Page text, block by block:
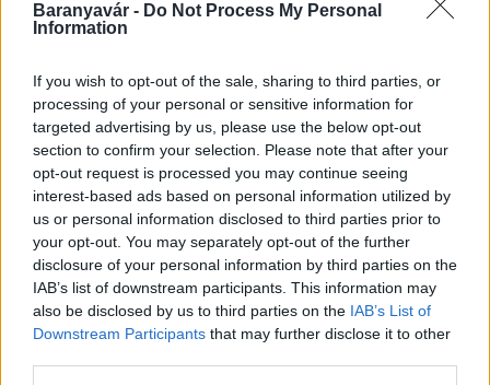
Baranyavár - Do Not Process My Personal
Information
If you wish to opt-out of the sale, sharing to third parties, or
processing of your personal or sensitive information for
targeted advertising by us, please use the below opt-out
section to confirm your selection. Please note that after your
opt-out request is processed you may continue seeing
interest-based ads based on personal information utilized by
us or personal information disclosed to third parties prior to
your opt-out. You may separately opt-out of the further
disclosure of your personal information by third parties on the
IAB’s list of downstream participants. This information may
also be disclosed by us to third parties on the IAB’s List of
Downstream Participants that may further disclose it to other
Országos hírek
Kecskeméten is szakirányú továbbképzésekkel erősít a
Gál Ferenc Egyetem